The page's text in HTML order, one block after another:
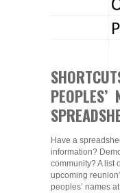
Have a
information?
community? A list
upcoming
peoples’ names